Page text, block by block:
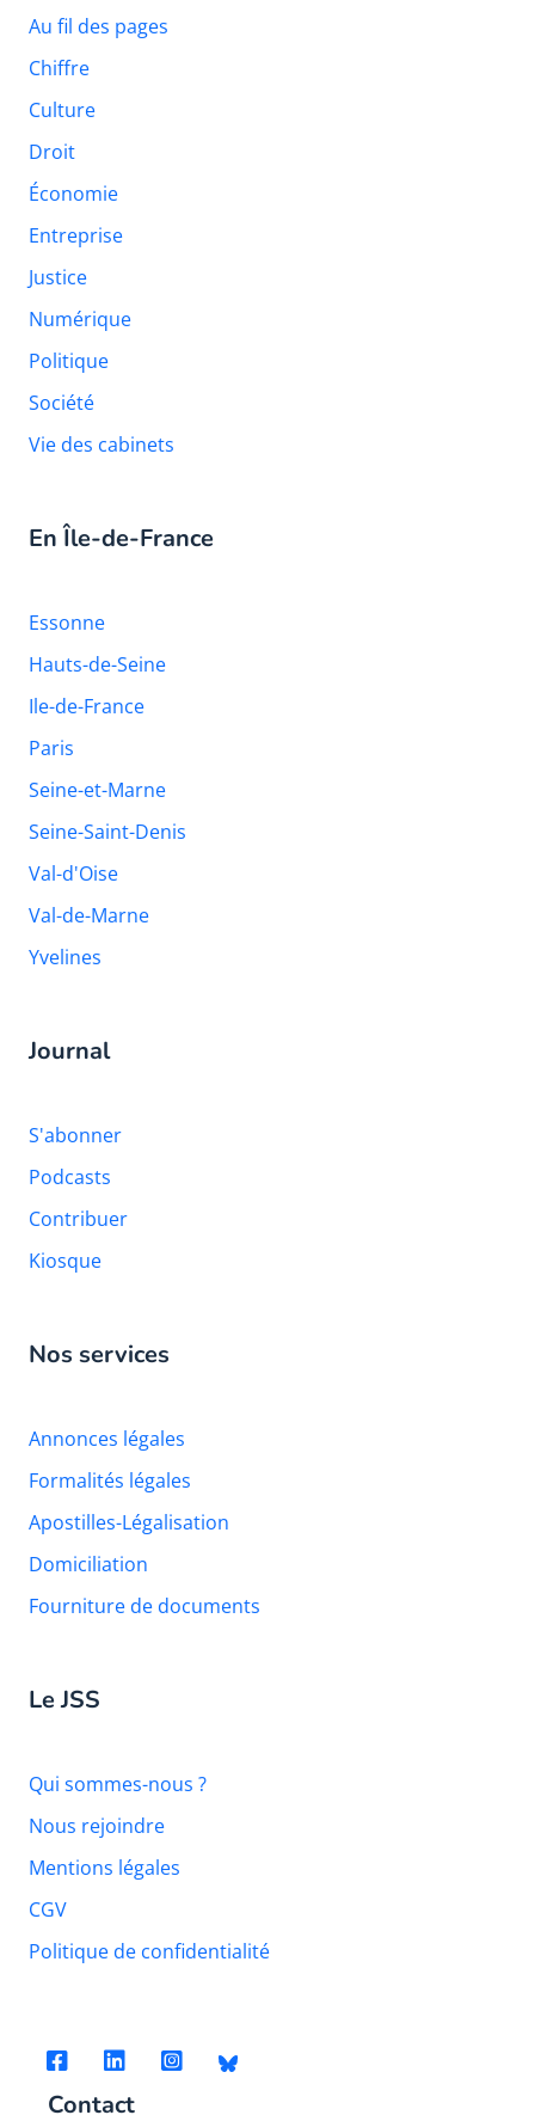
Au fil des pages
Chiffre
Culture
Droit
Économie
Entreprise
Justice
Numérique
Politique
Société
Vie des cabinets
En Île-de-France
Essonne
Hauts-de-Seine
Ile-de-France
Paris
Seine-et-Marne
Seine-Saint-Denis
Val-d'Oise
Val-de-Marne
Yvelines
Journal
S'abonner
Podcasts
Contribuer
Kiosque
Nos services
Annonces légales
Formalités légales
Apostilles-Légalisation
Domiciliation
Fourniture de documents
Le JSS
Qui sommes-nous ?
Nous rejoindre
Mentions légales
CGV
Politique de confidentialité
Contact